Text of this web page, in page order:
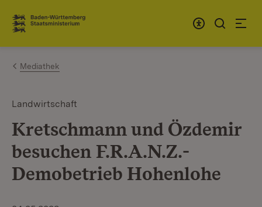
Zum Inhalt springen
Link zur Startseite
Mediathek
Landwirtschaft
Kretschmann und Özdemir
besuchen F.R.A.N.Z.-
Demobetrieb Hohenlohe